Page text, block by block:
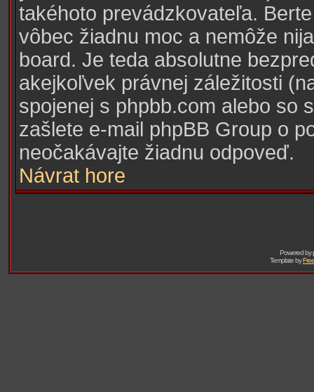
takéhoto prevádzkovateľa.
vôbec žiadnu moc a nemôže
board. Je teda absolutne
akejkoľvek právnej záležitosti
spojenej s phpbb.com alebo so
zašlete e-mail phpBB Group o
neočakávajte žiadnu odpoveď.
Návrat hore
Powered by
Template by